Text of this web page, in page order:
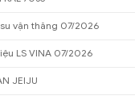
vận thăng 07/2026
LS VINA 07/2026
JEIJU